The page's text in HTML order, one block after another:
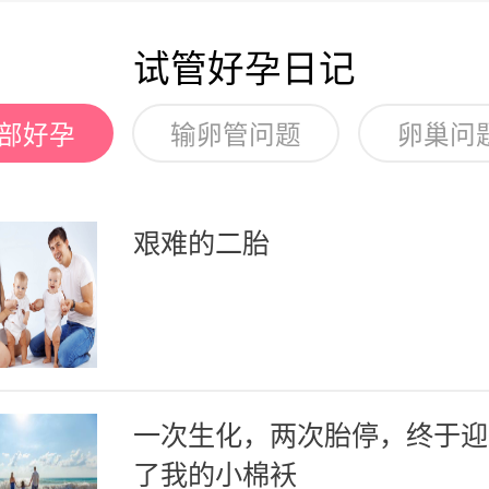
试管好孕日记
好孕 输卵管问题 卵巢问
艰难的二胎
一次生化，两次胎停，终于
了我的小棉袄